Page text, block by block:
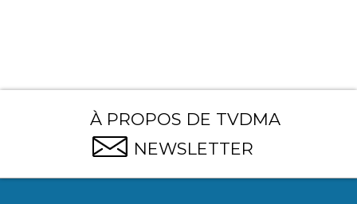
À PROPOS DE TVDMA
NEWSLETTER